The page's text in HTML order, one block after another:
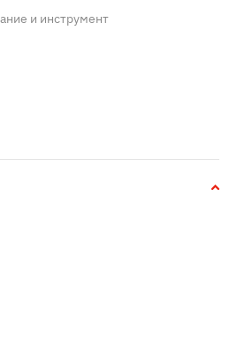
и инструмент